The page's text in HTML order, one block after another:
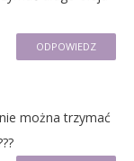
ODPOWIEDZ
można trzymać